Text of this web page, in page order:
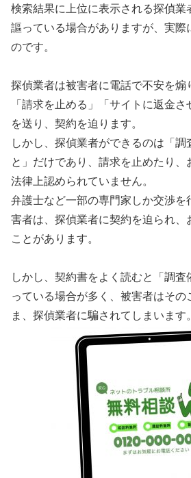
検索結果に上位に表示される探偵業
謳っている場合がありますが、実際
のです。
探偵業者は被害者に電話で不安を煽
「請求を止める」「サイトに返金
を送り、契約を迫ります。
しかし、探偵業者ができるのは「調
と」だけであり、請求を止めたり
法律上認められていません。
弁護士など一部の専門家しか交渉を
害者は、探偵業者に契約を迫られ、
ことがあります。
しかし、契約書をよく読むと「調
っている場合が多く、被害者はその
ま、探偵業者に騙されてしまいます。